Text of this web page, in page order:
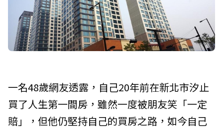
一名48歲網友透露，自己20年前在新北市汐止
買了人生第一間房，雖然一度被朋友笑「一定
賠」，但他仍堅持自己的買房之路，如今自己